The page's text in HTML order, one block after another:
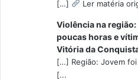
[…] Ler matéria
Violência na
poucas horas e
Vitória da
[…] Região: Jovem
[...